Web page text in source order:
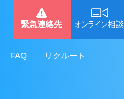
FAQ リクルート
緊急連絡先 オンライン相談